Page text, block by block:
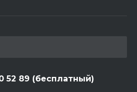
52 89 (бесплатный)